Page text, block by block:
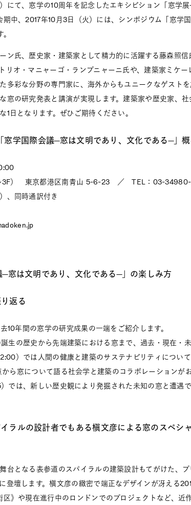
にて、窓学の10周年を記念したエキシビション「窓学
中、2017年10月3日（火）には、シンポジウム「窓学
ン氏、歴史家・建築家として精力的に活躍する藤森照信
リオ・マニャーゴ・ランプニャーニ氏や、建築家ミケー
多彩な分野の専門家に、海外からもユニークなゲスト
窓の研究発表と講演が実現します。建築家や歴史家、
日となります。ぜひご期待ください。
学国際会議―窓は文明であり、文化である―」
3F） 東京都港区南青山 5-6-23 ／ TEL：03-34980-
、同時通訳付き
窓は文明であり、文化である―」の楽しみ方
返る
10年間の窓学の研究成果の一端をご紹介します。
生の歴史から先端建築における窓まで、過去・現在・
）では人間の健康と建築のサステナビリティについ
ら窓について語る社会学と建築のコラボレーションが
では、新しい歴史観により発掘された未知の窓と遭遇
ラルの設計者でもある槇文彦による窓のスペシ
台となる表参道のスパイラルの建築設計もてがけた、
登壇します。槇文彦の緻密で端正なデザインが冴える
》や現在進行中のロンドンでのプロジェクトなど、近